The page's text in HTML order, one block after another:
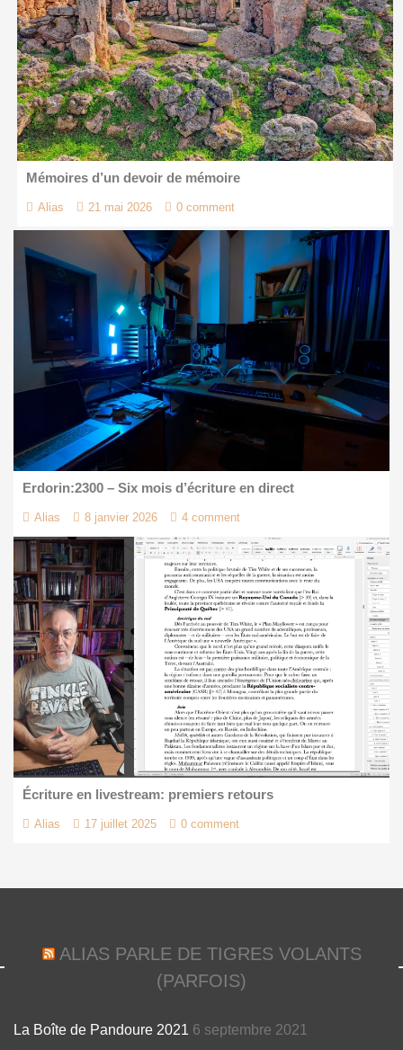
Mémoires d’un devoir de mémoire
Alias 21 mai 2026 0 comment
Erdorin:2300 – Six mois d’écriture en direct
Alias 8 janvier 2026 4 comment
Écriture en livestream: premiers retours
Alias 17 juillet 2025 0 comment
ALIAS PARLE DE TIGRES VOLANTS
(PARFOIS)
La Boîte de Pandoure 2021 6 septembre 2021